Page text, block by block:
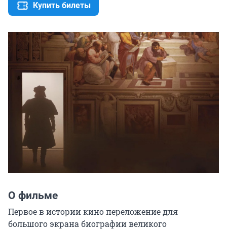
Купить билеты
О фильме
Первое в истории кино переложение для
большого экрана биографии великого